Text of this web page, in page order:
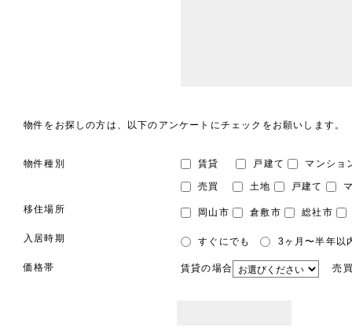
物件をお探しの方は、以下のアンケートにチェックをお願いします。
物件種別 賃貸 戸建て マンショ
売買 土地 戸建て
移住場所 岡山市 倉敷市 総社市
入居時期 すぐにでも 3ヶ月〜半年以
価格帯 賃貸の場合 売買